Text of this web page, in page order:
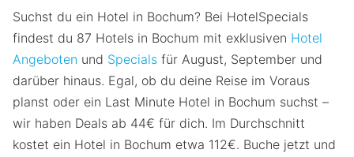
Suchst du ein Hotel in Bochum? Bei HotelSpecials
findest du 87 Hotels in Bochum mit exklusiven Hotel
Angeboten und Specials für August, September und
darüber hinaus. Egal, ob du deine Reise im Voraus
planst oder ein Last Minute Hotel in Bochum suchst –
wir haben Deals ab 44€ für dich. Im Durchschnitt
kostet ein Hotel in Bochum etwa 112€. Buche jetzt und